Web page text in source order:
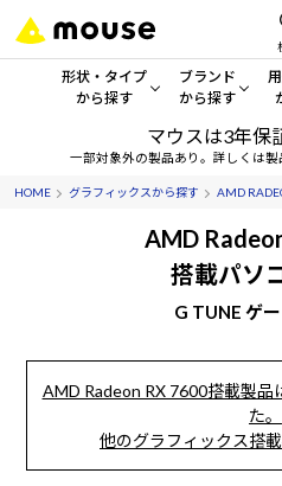
形状・タイプ
から探す
形状・タイプから探す をすべ
デスクトップPC
ワークステーション
ブランド
から探す
mouse
G TUNE
DAIV
iiyama
マウスは3年保
一部対象外の製品あり。詳しくは製
HOME グラフィックスから探す AMD
AMD
搭載パソ
G TUNE ゲ
AMD Radeon RX 7600搭載製
た。
他のグラフィックス搭